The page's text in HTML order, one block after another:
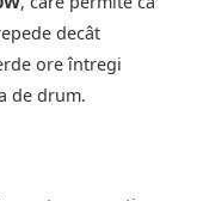
decât
ore întregi
de drum.